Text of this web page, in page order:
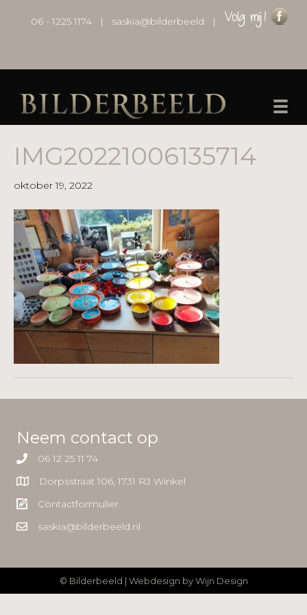
06 - 1225 1174 | saskia@bilderbeeld |
IMG20221006135714
oktober 19, 2022
Neem contact op
06 12 25 11 74
Dorpsstraat 106, 1731 RJ Winkel
Contactformulier
saskia@bilderbeeld.nl
© Bilderbeeld | Webdesign byWijn Design